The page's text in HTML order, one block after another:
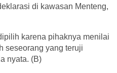
di kawasan Menteng,
karena pihaknya menilai
seseorang yang teruji
nyata. (B)